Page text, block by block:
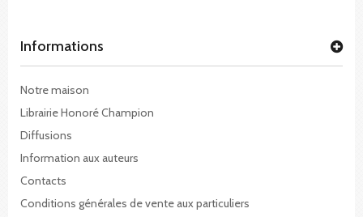
Informations
Notre maison
Librairie Honoré Champion
Diffusions
Information aux auteurs
Contacts
Conditions générales de vente aux particuliers